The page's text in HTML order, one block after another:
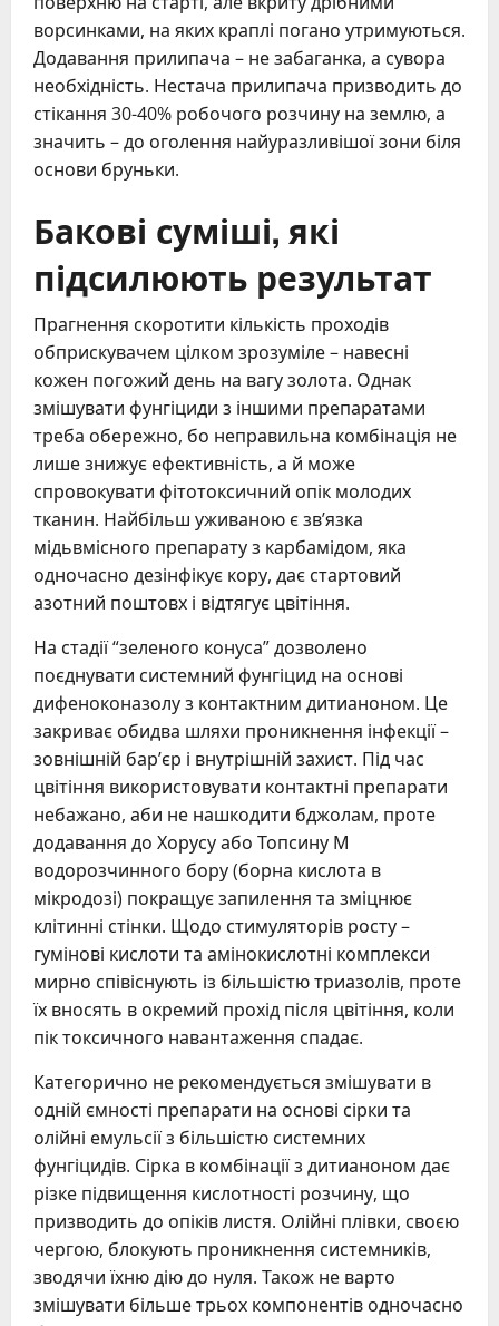
ворсинками, на яких краплі погано утримуються.
Додавання прилипача – не забаганка, а сувора
необхідність. Нестача прилипача призводить до
стікання 30-40% робочого розчину на землю, а
значить – до оголення найуразливішої зони біля
основи бруньки.
Бакові суміші, які
підсилюють результат
Прагнення скоротити кількість проходів
обприскувачем цілком зрозуміле – навесні
кожен погожий день на вагу золота. Однак
змішувати фунгіциди з іншими препаратами
треба обережно, бо неправильна комбінація не
лише знижує ефективність, а й може
спровокувати фітотоксичний опік молодих
тканин. Найбільш уживаною є зв’язка
мідьвмісного препарату з карбамідом, яка
одночасно дезінфікує кору, дає стартовий
азотний поштовх і відтягує цвітіння.
На стадії “зеленого конуса” дозволено
поєднувати системний фунгіцид на основі
дифеноконазолу з контактним дитианоном. Це
закриває обидва шляхи проникнення інфекції –
зовнішній бар’єр і внутрішній захист. Під час
цвітіння використовувати контактні препарати
небажано, аби не нашкодити бджолам, проте
додавання до Хорусу або Топсину М
водорозчинного бору (борна кислота в
мікродозі) покращує запилення та зміцнює
клітинні стінки. Щодо стимуляторів росту –
гумінові кислоти та амінокислотні комплекси
мирно співіснують із більшістю триазолів, проте
їх вносять в окремий прохід після цвітіння, коли
пік токсичного навантаження спадає.
Категорично не рекомендується змішувати в
одній ємності препарати на основі сірки та
олійні емульсії з більшістю системних
фунгіцидів. Сірка в комбінації з дитианоном дає
різке підвищення кислотності розчину, що
призводить до опіків листя. Олійні плівки, своєю
чергою, блокують проникнення системників,
зводячи їхню дію до нуля. Також не варто
змішувати більше трьох компонентів одночасно